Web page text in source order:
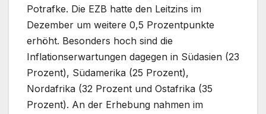
Potrafke. Die EZB hatte den Leitzins im
Dezember um weitere 0,5 Prozentpunkte
erhöht. Besonders hoch sind die
Inflationserwartungen dagegen in Südasien (23
Prozent), Südamerika (25 Prozent),
Nordafrika (32 Prozent und Ostafrika (35
Prozent). An der Erhebung nahmen im